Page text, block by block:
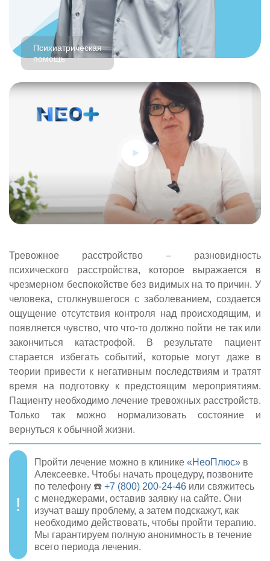
Психиатрическая
помощь
Тревожное расстройство – разновидность
психического расстройства, которое выражается в
чрезмерном беспокойстве без видимых на то причин. У
человека, столкнувшегося с заболеванием, создается
ощущение отсутствия контроля над происходящим, и
появляется чувство, что что-то должно пойти не так или
закончиться катастрофой. В результате пациент
старается избегать событий, которые могут даже в
теории привести к негативным последствиям и тратят
время на подготовку к предстоящим мероприятиям.
Пациенту необходимо лечение тревожных расстройств.
Только так можно нормализовать состояние и
вернуться к обычной жизни.
Пройти лечение можно в клинике «НеоПлюс» в
Алексеевке. Чтобы начать процедуру, позвоните
по телефону ☎️ +7 (800) 200-24-46 или свяжитесь
с менеджерами, оставив заявку на сайте. Они
изучат вашу проблему, а затем подскажут, как
необходимо действовать, чтобы пройти терапию.
Мы гарантируем полную анонимность в течение
всего периода лечения.